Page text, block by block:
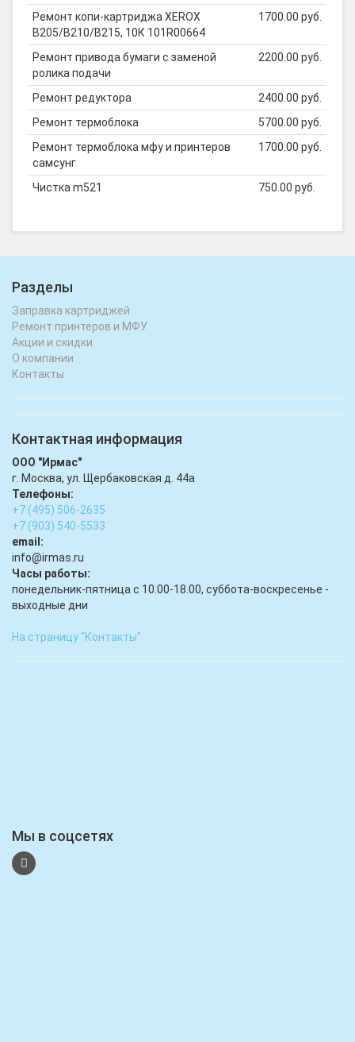
Ремонт копи-картриджа XEROX
B205/B210/B215, 10К 101R00664
1700.00 руб.
Ремонт привода бумаги с заменой
ролика подачи
2200.00 руб.
Ремонт редуктора
2400.00 руб.
Ремонт термоблока
5700.00 руб.
Ремонт термоблока мфу и принтеров
самсунг
1700.00 руб.
Чистка m521 750.00 руб.
Разделы
Заправка картриджей
Ремонт принтеров и МФУ
Акции и скидки
О компании
Контакты
Контактная информация
ООО "Ирмас"
г. Москва, ул. Щербаковская д. 44а
Телефоны:
+7 (495) 506-2635
+7 (903) 540-5533
email:
infо@irmas.ru
Часы работы:
понедельник-пятница с 10.00-18.00, суббота-воскресенье -
выходные дни
На страницу "Контакты"
Мы в соцсетях